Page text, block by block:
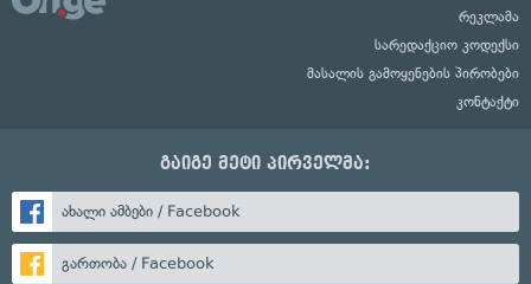
რეკლამა
სარედაქციო კოდექსი
მასალის გამოყენების პირობები
კონტაქტი
გაიგე მეტი პირველმა:
ახალი ამბები / Facebook
გართობა / Facebook